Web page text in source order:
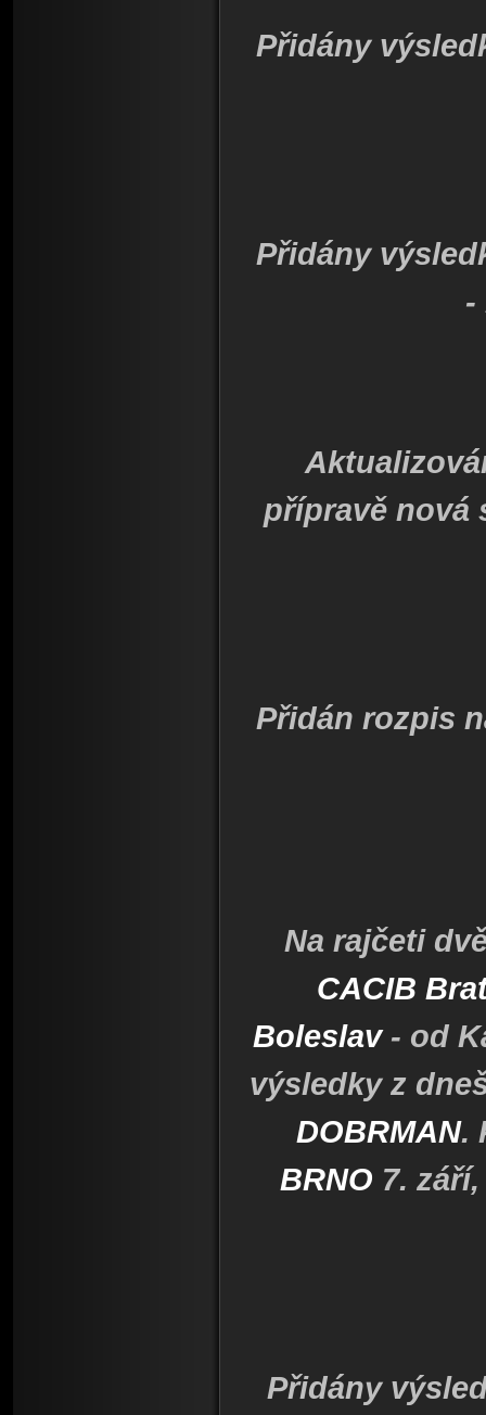
Přidány
Přidány
-
přípravě nová
Přidán rozpis
Na rajčeti
CACIB
Boleslav- od
výsledky z
DOBRMAN.
BRNO 7.
Přidány